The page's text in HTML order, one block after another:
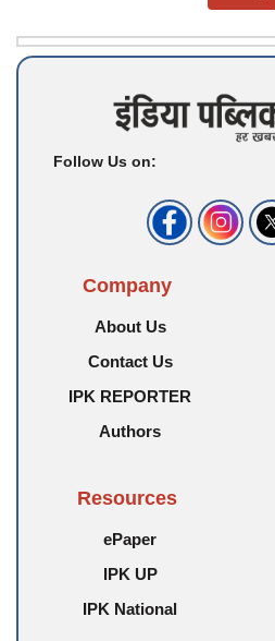
Follow Us on:
Company
About Us
Contact Us
IPK REPORTER
Authors
Resources
ePaper
IPK UP
IPK National